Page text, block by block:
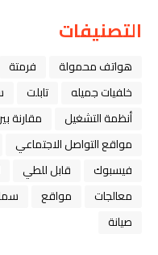
التصنيفات
هواتف محمولة فرمتة
خلفيات جميله
تابلت
أنظمة التشغيل
مقارنة
مواقع التواصل الاجتماعي
فيسبوك
قابل للطي
معالجات
مواقع
صيانة